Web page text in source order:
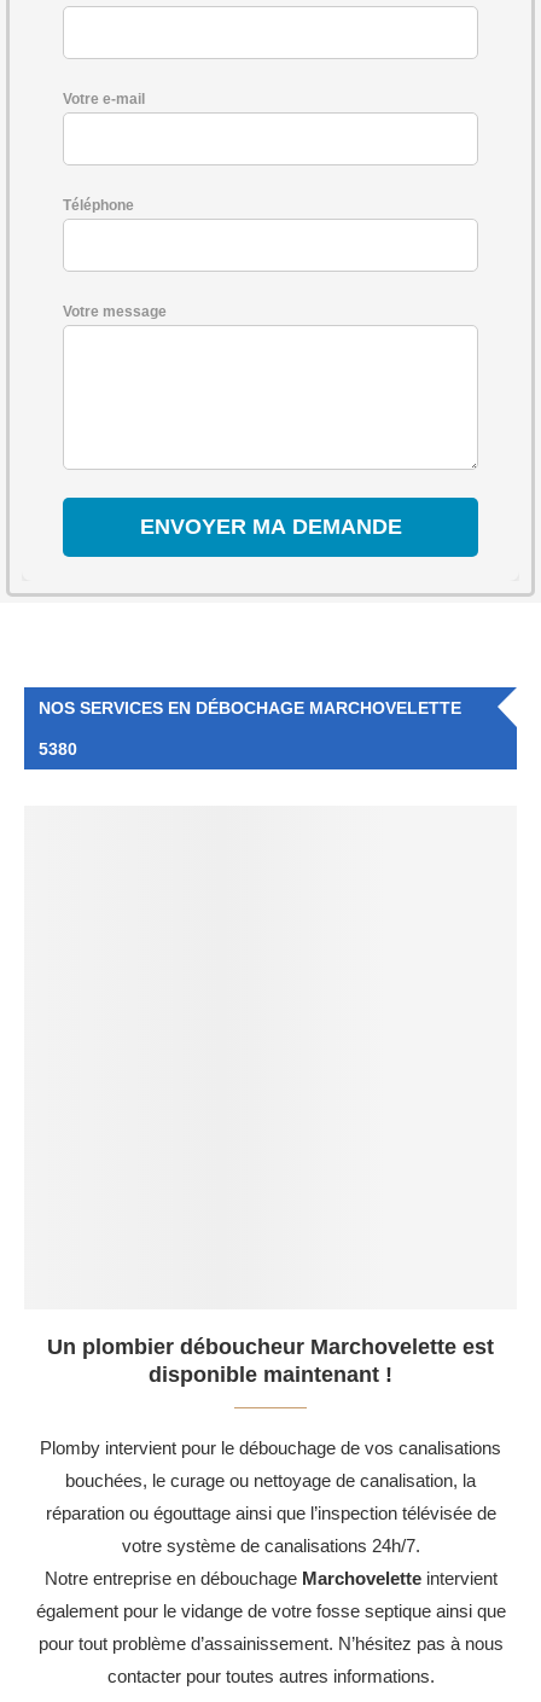
Votre e-mail
Téléphone
Votre message
NOS SERVICES EN DÉBOCHAGE MARCHOVELETTE
5380
Un plombier déboucheur Marchovelette est
disponible maintenant !
Plomby intervient pour le débouchage de vos canalisations
bouchées, le curage ou nettoyage de canalisation, la
réparation ou égouttage ainsi que l’inspection télévisée de
votre système de canalisations 24h/7.
Notre entreprise en débouchage Marchoveletteintervient
également pour le vidange de votre fosse septique ainsi que
pour tout problème d’assainissement. N’hésitez pas à nous
contacter pour toutes autres informations.